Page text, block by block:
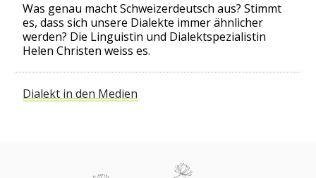
Was genau macht Schweizerdeutsch aus? Stimmt
es, dass sich unsere Dialekte immer ähnlicher
werden? Die Linguistin und Dialektspezialistin
Helen Christen weiss es.
Dialekt in den Medien